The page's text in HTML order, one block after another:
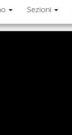
Sezioni